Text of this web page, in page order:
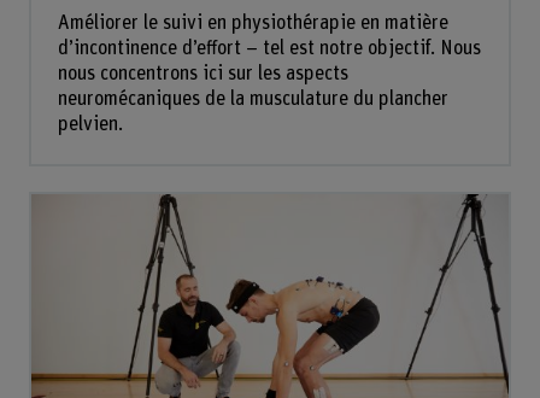
Améliorer le suivi en physiothérapie en matière
d’incontinence d’effort – tel est notre objectif. Nous
nous concentrons ici sur les aspects
neuromécaniques de la musculature du plancher
pelvien.